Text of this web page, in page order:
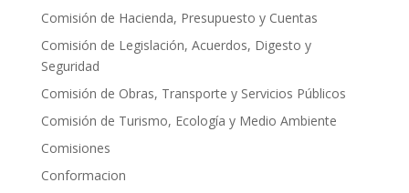
Comisión de Hacienda, Presupuesto y Cuentas
Comisión de Legislación, Acuerdos, Digesto y
Seguridad
Comisión de Obras, Transporte y Servicios Públicos
Comisión de Turismo, Ecología y Medio Ambiente
Comisiones
Conformacion